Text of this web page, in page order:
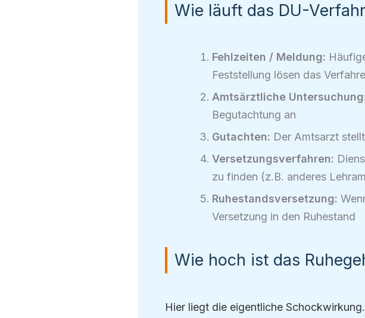
Wie läuft das DU-
Fehlzeiten / Meldung:
Feststellung lösen das
Amtsärztliche
Begutachtung an
Gutachten: Der Amtsarzt
Versetzungsverfahren:
zu finden (z.B. anderes
Ruhestandsversetzung:
Versetzung in den Ruhestand
Wie hoch ist das
Hier liegt die eigentliche